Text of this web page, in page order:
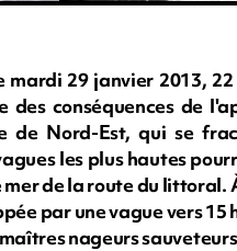
mardi 29 janvier 2013,
des conséquences de
de Nord-Est, qui se
les plus hautes
mer de la route du
par une vague vers 15
nageurs